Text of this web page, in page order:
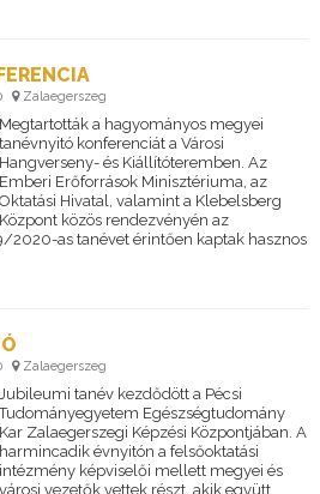
Zalaegerszeg
Megtartották a hagyományos megyei
tanévnyitó konferenciát a Városi
Hangverseny- és Kiállítóteremben. Az
Emberi Erőforrások Minisztériuma, az
Oktatási Hivatal, valamint a Klebelsberg
Központ közös rendezvényén az
2020-as tanévet érintően kaptak hasznos
Zalaegerszeg
Jubileumi tanév kezdődött a Pécsi
Egészségtudomány
Kar Zalaegerszegi Képzési Központjában. A
harmincadik évnyitón a felsőoktatási
intézmény képviselői mellett megyei és
városi vezetők vettek részt, akik együtt